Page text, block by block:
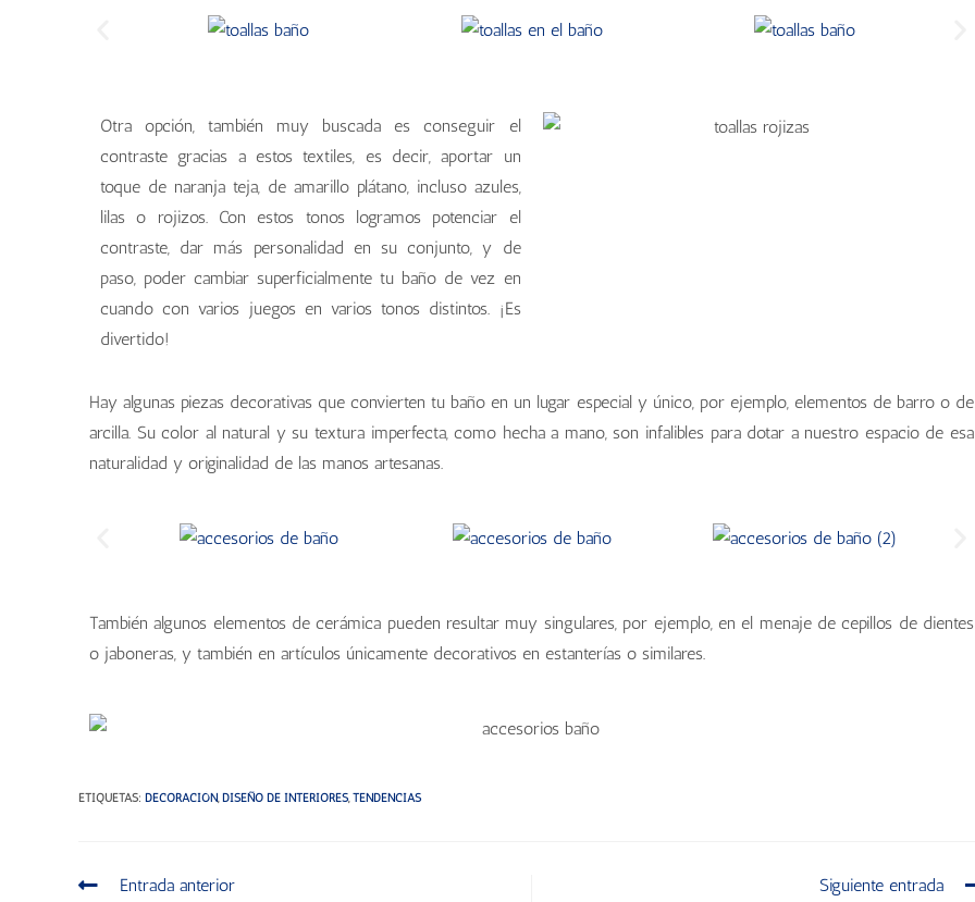
Otra opción, también muy buscada es conseguir el
contraste gracias a estos textiles, es decir, aportar un
toque de naranja teja, de amarillo plátano, incluso azules,
lilas o rojizos. Con estos tonos logramos potenciar el
contraste, dar más personalidad en su conjunto, y de
paso, poder cambiar superficialmente tu baño de vez en
cuando con varios juegos en varios tonos distintos. ¡Es
divertido!
Hay algunas piezas decorativas que convierten tu baño en un lugar especial y único, por ejemplo, elementos de barro o de
arcilla. Su color al natural y su textura imperfecta, como hecha a mano, son infalibles para dotar a nuestro espacio de esa
naturalidad y originalidad de las manos artesanas.
También algunos elementos de cerámica pueden resultar muy singulares, por ejemplo, en el menaje de cepillos de dientes
o jaboneras, y también en artículos únicamente decorativos en estanterías o similares.
ETIQUETAS: DECORACIÓN, DISEÑO DE INTERIORES, TENDENCIAS
Entrada anterior Siguiente entrada